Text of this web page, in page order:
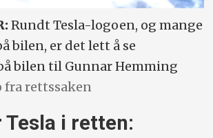
Rundt Tesla-logoen, og mange
bilen, er det lett å se
bilen til Gunnar Hemming
fra rettssaken
Tesla i retten: